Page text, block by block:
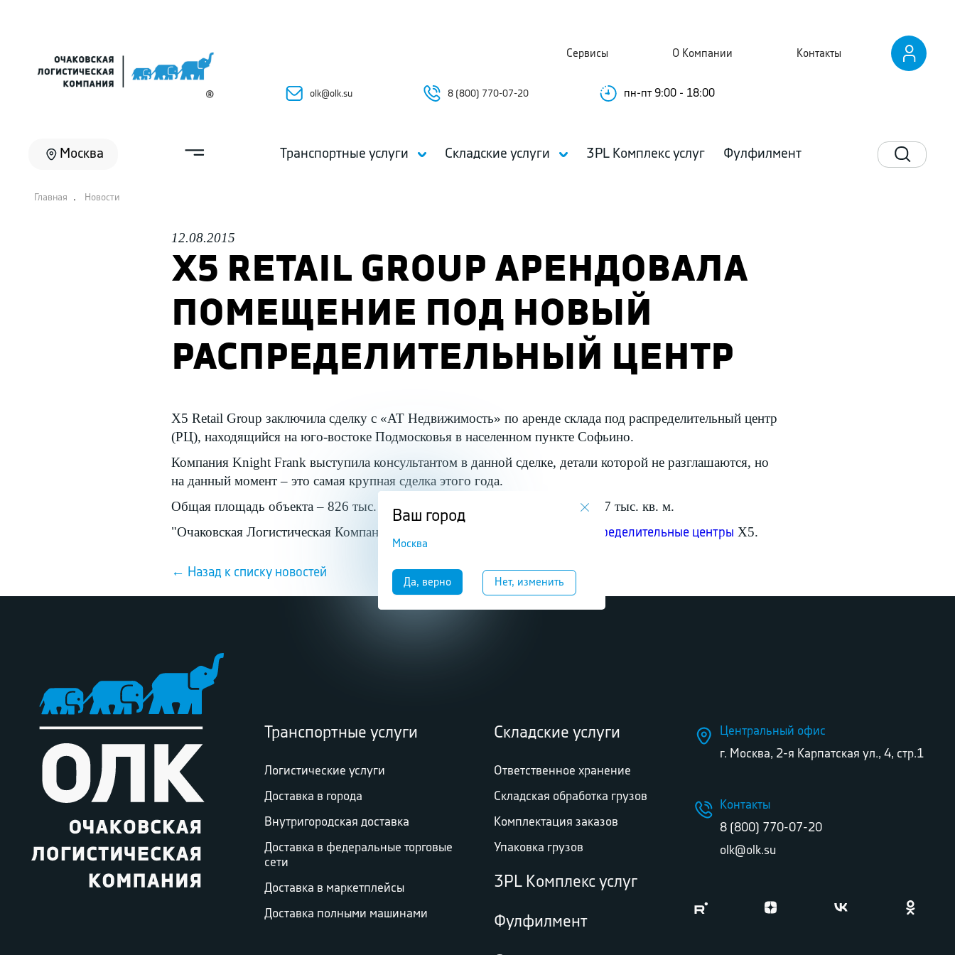
olk@olk.su 8 (800) 770-07-20 пн-пт 9:00 - 18:00
Сервисы О Компании Контакты
Москва Транспортные услуги Складские услуги 3PL Комплекс услуг Фулфилмент
Главная . Новости
12.08.2015
Х5 RETAIL GROUP АРЕНДОВАЛА
ПОМЕЩЕНИЕ ПОД НОВЫЙ
РАСПРЕДЕЛИТЕЛЬНЫЙ ЦЕНТР
X5 Retail Group заключила сделку с «АТ Недвижимость» по аренде склада под распределительный центр
(РЦ), находящийся на юго-востоке Подмосковья в населенном пункте Софьино.
Компания Knight Frank выступила консультантом в данной сделке, детали которой не разглашаются, но
на данный момент – это самая крупная сделка этого года.
Общая площадь объекта – 826 тыс. кв. м. Ритейлер же арендовал лишь 65,7 тыс. кв. м.
"Очаковская Логистическая Компания" осуществляет
доставку во все распределительные центры X5.
← Назад к списку новостей
Транспортные услуги
Логистические услуги
Доставка в города
Внутригородская доставка
Доставка в федеральные торговые
сети
Доставка в маркетплейсы
Доставка полными машинами
Складские услуги
Ответственное хранение
Складская обработка грузов
Комплектация заказов
Упаковка грузов
3PL Комплекс услуг
Фулфилмент
Центральный офис
г. Москва, 2-я Карпатская ул., 4, стр.1
Контакты
8 (800) 770-07-20
olk@olk.su
Ваш город
Москва